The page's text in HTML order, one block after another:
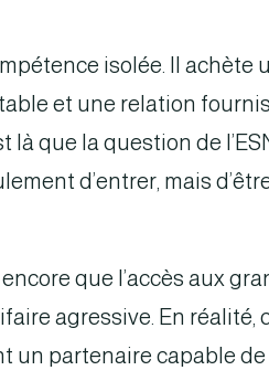
isolée. Il achète
et une relation
là que la question de
d’entrer, mais
que l’accès aux
agressive. En réalité,
un partenaire capable